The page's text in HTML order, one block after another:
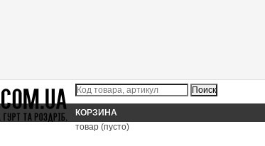
КОРЗИНА
товар (пусто)